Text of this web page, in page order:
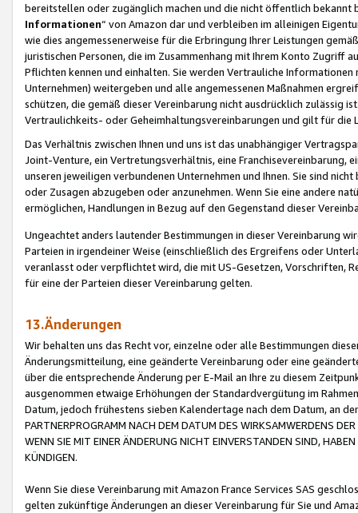
bereitstellen oder zugänglich machen und die nicht öffentlich
Informationen“ von Amazon dar und verbleiben im alleinigen
wie dies angemessenerweise für die Erbringung Ihrer Leistungen
juristischen Personen, die im Zusammenhang mit Ihrem Konto
Pflichten kennen und einhalten. Sie werden Vertrauliche
Unternehmen) weitergeben und alle angemessenen Maßnahmen
schützen, die gemäß dieser Vereinbarung nicht ausdrücklich zulässig
Vertraulichkeits- oder Geheimhaltungsvereinbarungen und gilt für die
Das Verhältnis zwischen Ihnen und uns ist das unabhängiger
Joint-Venture, ein Vertretungsverhältnis, eine Franchisevereinbarung,
unseren jeweiligen verbundenen Unternehmen und Ihnen. Sie sind
oder Zusagen abzugeben oder anzunehmen. Wenn Sie eine andere
ermöglichen, Handlungen in Bezug auf den Gegenstand dieser
Ungeachtet anders lautender Bestimmungen in dieser Vereinbarung
Parteien in irgendeiner Weise (einschließlich des Ergreifens oder
veranlasst oder verpflichtet wird, die mit US-Gesetzen, Vorschriften,
für eine der Parteien dieser Vereinbarung gelten.
13.Änderungen
Wir behalten uns das Recht vor, einzelne oder alle Bestimmungen
Änderungsmitteilung, eine geänderte Vereinbarung oder eine
über die entsprechende Änderung per E-Mail an Ihre zu diesem
ausgenommen etwaige Erhöhungen der Standardvergütung im
Datum, jedoch frühestens sieben Kalendertage nach dem Datum, an
PARTNERPROGRAMM NACH DEM DATUM DES WIRKSAMWERDENS
WENN SIE MIT EINER ÄNDERUNG NICHT EINVERSTANDEN SIND,
KÜNDIGEN.
Wenn Sie diese Vereinbarung mit Amazon France Services SAS
gelten zukünftige Änderungen an dieser Vereinbarung für Sie und